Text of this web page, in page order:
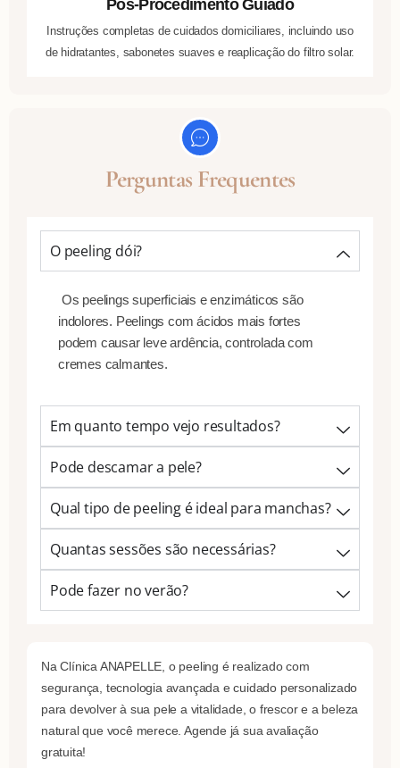
Pós-Procedimento Guiado
Instruções completas de cuidados domiciliares, incluindo uso
de hidratantes, sabonetes suaves e reaplicação do filtro solar.
Perguntas Frequentes
O peeling dói?
Os peelings superficiais e enzimáticos são
indolores. Peelings com ácidos mais fortes
podem causar leve ardência, controlada com
cremes calmantes.
Em quanto tempo vejo resultados?
Pode descamar a pele?
Qual tipo de peeling é ideal para manchas?
Quantas sessões são necessárias?
Pode fazer no verão?
Na Clínica ANAPELLE, o peeling é realizado com
segurança, tecnologia avançada e cuidado personalizado
para devolver à sua pele a vitalidade, o frescor e a beleza
natural que você merece. Agende já sua avaliação
gratuita!